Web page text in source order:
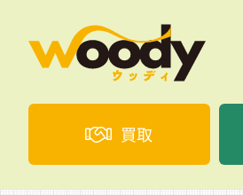
買取